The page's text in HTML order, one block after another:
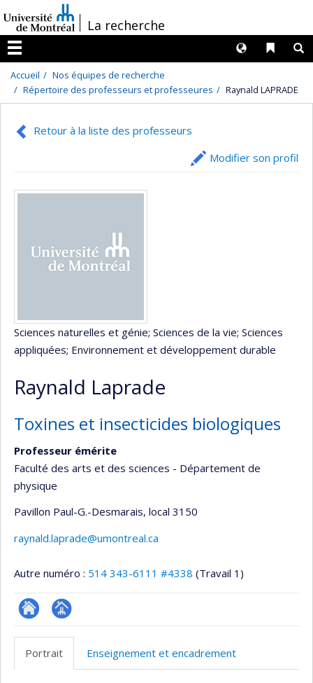
au
contenu
/La recherche
Menu
Liens
Langues
Accueil
Nos équipes de recherche
Répertoire des professeurs et professeures
Raynald LAPRADE
Retour à la liste des professeurs
Modifier son profil
Sciences naturelles et génie; Sciences de la vie; Sciences
appliquées; Environnement et développement durable
Raynald Laprade
Toxines et insecticides biologiques
Professeur émérite
Faculté des arts et des sciences - Département de
physique
Pavillon Paul-G.-Desmarais, local 3150
raynald.laprade@umontreal.ca
Autre numéro : 514 343-6111 #4338 (Travail 1)
ResearchGate
Page
(faculté,département,école)
Portrait Enseignement et encadrement